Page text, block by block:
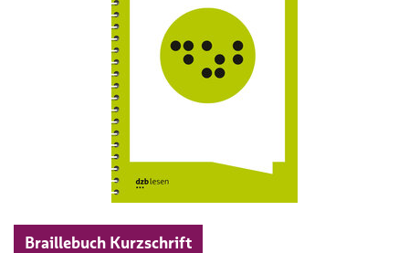
Braillebuch Kurzschrift